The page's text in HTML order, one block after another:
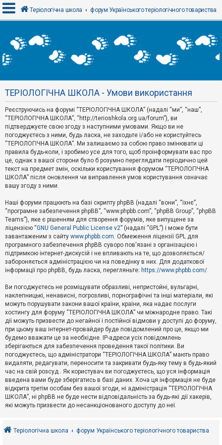
х
і
Р
є
с
т
р
а
ц
я
Т
м
и
б
е
з
в
і
д
п
о
в
д
й
А
к
т
и
в
н
т
е
м
и
о
Теріологічна школа форум Українського теріологічного товариства
ТЕРІОЛОГІЧНА ШКОЛА - Умови використання
Реєструючись на форумі “ТЕРІОЛОГІЧНА ШКОЛА” (надалі “ми”, “наш”,
“ТЕРІОЛОГІЧНА ШКОЛА”, “http://terioshkola.org.ua/forum”), ви
підтверджуєте свою згоду з наступними умовами. Якщо ви не
погоджуєтесь з ними, будь ласка, не заходьте і/або не користуйтесь
“ТЕРІОЛОГІЧНА ШКОЛА”. Ми залишаємо за собою право змінювати ці
правила будь-коли, і зробимо усе для того, щоб проінформувати вас про
це, однак з вашої сторони було б розумно переглядати періодично цей
текст на предмет змін, оскільки користування форумом “ТЕРІОЛОГІЧНА
ШКОЛА” після оновлення чи виправлення умов користування означає
вашу згоду з ними.
Наші форуми працюють на базі скрипту phpBB (надалі “вони”, “їхнє”,
“програмне забезпечення phpBB”, “www.phpbb.com”, “phpBB Group”, “phpBB
Teams”), яке є рішенням для створення форумів, яке випущене за
ліцензією “GNU General Public License v2” (надалі “GPL”) і може бути
завантаженим з сайту www.phpbb.com. Обмеження ліцензії GPL для
програмного забезпечення phpBB суворо пов'язані з організацією і
підтримкою інтернет-дискусій і не впливають на те, що дозволяється/
забороняється адміністрацією чи на поведінку в них. Для додаткової
інформації про phpBB, будь ласка, перегляньте: https://www.phpbb.com/.
Ви погоджуєтесь не розміщувати образливі, непристойні, вульгарні,
наклепницькі, ненависні, погрозливі, порнографічні та інші матеріали, які
можуть порушувати закони вашої країни, країни, яка надає послуги
хостингу для форуму “ТЕРІОЛОГІЧНА ШКОЛА” чи міжнародне право. Такі
дії можуть призвести до негайної і постійної відмови у доступі до форуму,
при цьому ваш інтернет-провайдер буде повідомлений про це, якщо ми
будемо вважати це за необхідне. IP-адреси усіх повідомлень
зберігаються для забезпечення проведення такої політики. Ви
погоджуєтесь, що адміністратори “ТЕРІОЛОГІЧНА ШКОЛА” мають право
видаляти, редагувати, переносити та закривати будь-яку тему в будь-який
час на свій розсуд . Як користувач ви погоджуєтесь, що уся інформація
введена вами буде зберігатись в базі даних. Хоча ця інформація не буде
відкрита третім особам без вашої згоди, ні адміністрація “ТЕРІОЛОГІЧНА
ШКОЛА”, ні phpBB не буде нести відповідальність за будь-які дії хакерів,
які можуть призвести до несанкціонованого доступу до неї.
Теріологічна школа форум Українського теріологічного товариства